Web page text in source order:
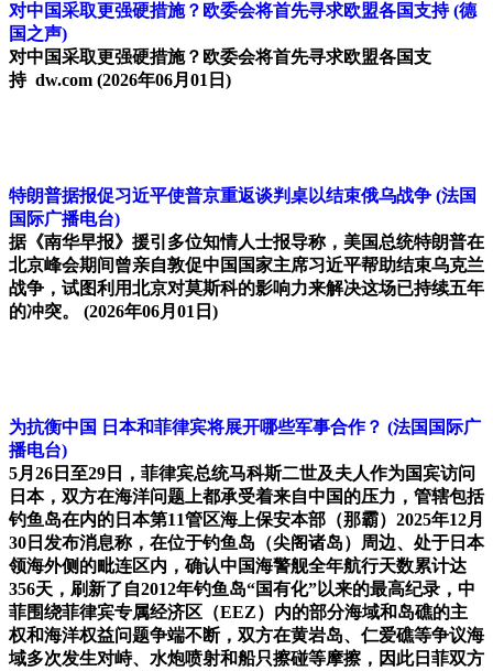
对中国采取更强硬措施？欧委会将首先寻求欧盟各国支持 (德
国之声)
对中国采取更强硬措施？欧委会将首先寻求欧盟各国支
持 dw.com (2026年06月01日)
特朗普据报促习近平使普京重返谈判桌以结束俄乌战争 (法国
国际广播电台)
据《南华早报》援引多位知情人士报导称，美国总统特朗普在
北京峰会期间曾亲自敦促中国国家主席习近平帮助结束乌克兰
战争，试图利用北京对莫斯科的影响力来解决这场已持续五年
的冲突。 (2026年06月01日)
为抗衡中国 日本和菲律宾将展开哪些军事合作？ (法国国际广
播电台)
5月26日至29日，菲律宾总统马科斯二世及夫人作为国宾访问
日本，双方在海洋问题上都承受着来自中国的压力，管辖包括
钓鱼岛在内的日本第11管区海上保安本部（那霸）2025年12月
30日发布消息称，在位于钓鱼岛（尖阁诸岛）周边、处于日本
领海外侧的毗连区内，确认中国海警舰全年航行天数累计达
356天，刷新了自2012年钓鱼岛“国有化”以来的最高纪录，中
菲围绕菲律宾专属经济区（EEZ）内的部分海域和岛礁的主
权和海洋权益问题争端不断，双方在黄岩岛、仁爱礁等争议海
域多次发生对峙、水炮喷射和船只擦碰等摩擦，因此日菲双方